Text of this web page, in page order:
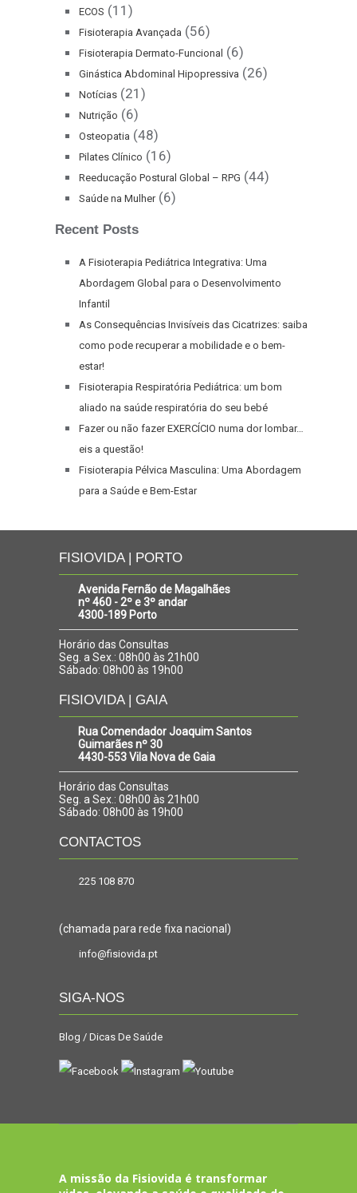
ECOS (11)
Fisioterapia Avançada (56)
Fisioterapia Dermato-Funcional (6)
Ginástica Abdominal Hipopressiva (26)
Notícias (21)
Nutrição (6)
Osteopatia (48)
Pilates Clínico (16)
Reeducação Postural Global – RPG (44)
Saúde na Mulher(6)
Recent Posts
A Fisioterapia Pediátrica Integrativa: Uma
Abordagem Global para o Desenvolvimento
Infantil
As Consequências Invisíveis das Cicatrizes: saiba
como pode recuperar a mobilidade e o bem-
estar!
Fisioterapia Respiratória Pediátrica: um bom
aliado na saúde respiratória do seu bebé
Fazer ou não fazer EXERCÍCIO numa dor lombar…
eis a questão!
Fisioterapia Pélvica Masculina: Uma Abordagem
para a Saúde e Bem-Estar
FISIOVIDA | PORTO
Avenida Fernão de Magalhães
nº 460 - 2º e 3º andar
4300-189 Porto
Horário das Consultas
Seg. a Sex.: 08h00 às 21h00
Sábado: 08h00 às 19h00
FISIOVIDA | GAIA
Rua Comendador Joaquim Santos
Guimarães nº 30
4430-553 Vila Nova de Gaia
Horário das Consultas
Seg. a Sex.: 08h00 às 21h00
Sábado: 08h00 às 19h00
CONTACTOS
225 108 870
(chamada para rede fixa nacional)
info@fisiovida.pt
SIGA-NOS
Blog / Dicas De Saúde
A missão da Fisiovida é transformar